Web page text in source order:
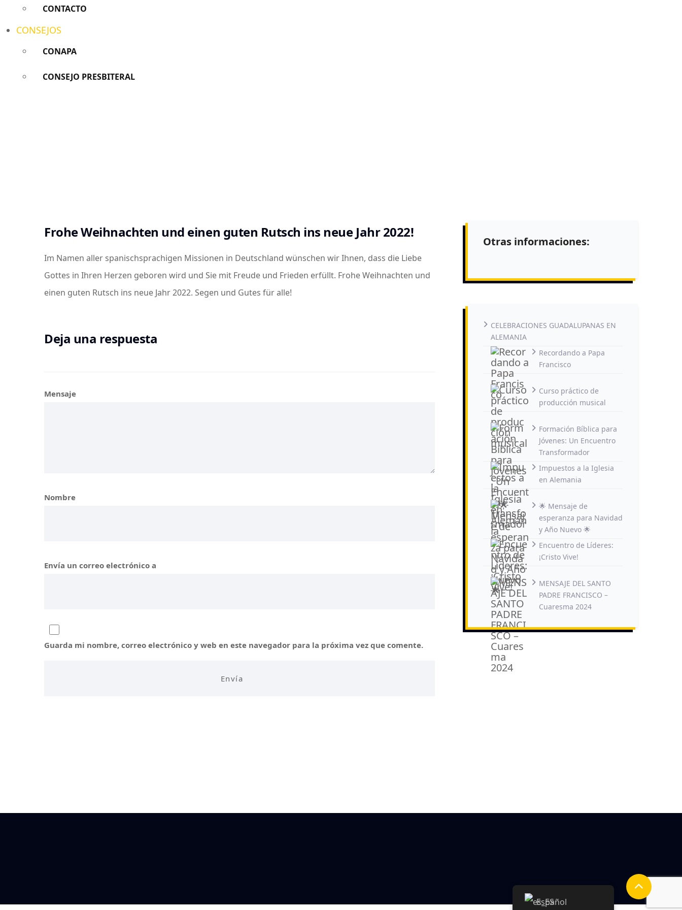
CONTACTO
CONSEJOS
CONAPA
CONSEJO PRESBITERAL
Frohe Weihnachten und einen guten Rutsch ins neue Jahr 2022!
Im Namen aller spanischsprachigen Missionen in Deutschland wünschen wir Ihnen, dass die Liebe
Gottes in Ihren Herzen geboren wird und Sie mit Freude und Frieden erfüllt. Frohe Weihnachten und
einen guten Rutsch ins neue Jahr 2022. Segen und Gutes für alle!
Deja una respuesta
Mensaje
Nombre
Envía un correo electrónico a
Guarda mi nombre, correo electrónico y web en este navegador para la próxima vez que comente.
Otras informaciones:
CELEBRACIONES GUADALUPANAS EN
ALEMANIA
Recordando a Papa
Francisco
Curso práctico de
producción musical
Formación Bíblica para
Jóvenes: Un Encuentro
Transformador
Impuestos a la Iglesia
en Alemania
🌟 Mensaje de
esperanza para Navidad
y Año Nuevo 🌟
Encuentro de Líderes:
¡Cristo Vive!
MENSAJE DEL SANTO
PADRE FRANCISCO –
Cuaresma 2024
Español